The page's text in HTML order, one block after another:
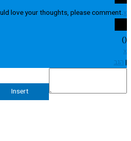
Would love your thoughts, please
Insert